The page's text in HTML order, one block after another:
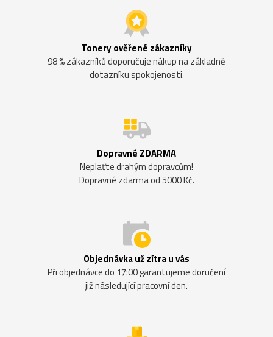
Tonery ověřené zákazníky
98 % zákazníků doporučuje nákup na základně
dotazníku spokojenosti.
Dopravné ZDARMA
Neplaťte drahým dopravcům!
Dopravné zdarma od 5000 Kč.
Objednávka už zítra u vás
Při objednávce do 17:00 garantujeme doručení
již následující pracovní den.